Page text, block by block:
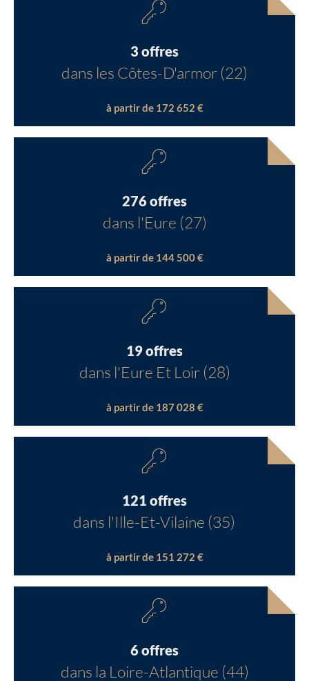
3 offres
dans les Côtes-D'armor (22)
à partir de 172 652 €
276 offres
dans l'Eure (27)
à partir de 144 500 €
19 offres
dans l'Eure Et Loir (28)
à partir de 187 028 €
121 offres
dans l'Ille-Et-Vilaine (35)
à partir de 151 272 €
6 offres
dans la Loire-Atlantique (44)